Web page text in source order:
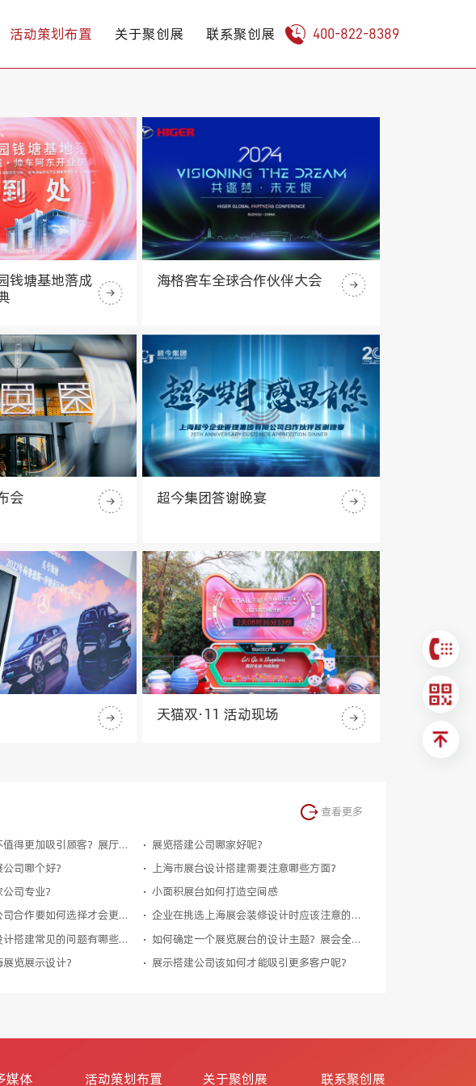
活动策划布置 关于聚创展 联系聚创展 400-822-8389
钱塘基地落成
海格客车全球合作伙伴大会
会 超今集团答谢晚宴
天猫双·11 活动现场
查看更多
如何能够让展厅不值得更加吸引顾客？展厅设计的空间布局有哪些注意事项？
展览搭建公司哪家好呢？
司哪个好？
上海市展台设计搭建需要注意哪些方面？
司专业？
小面积展台如何打造空间感
选展览设计搭建公司合作要如何选择才会更好呢？
企业在挑选上海展会装修设计时应该注意的有哪些方面呢？
在临展临展展台设计搭建常见的问题有哪些呢？
如何确定一个展览展台的设计主题？展会全攻略
览展示设计？ 展示搭建公司该如何才能吸引更多客户呢？
媒体 活动策划布置 关于聚创展 联系聚创展